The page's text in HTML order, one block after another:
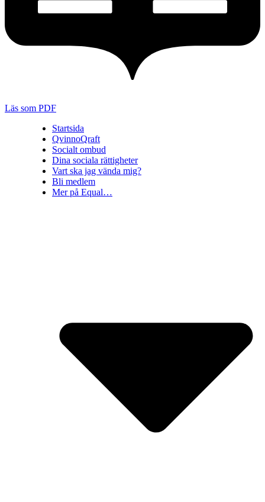
Läs som PDF
Startsida
QvinnoQraft
Socialt ombud
Dina sociala rättigheter
Vart ska jag vända mig?
Bli medlem
Mer på Equal…